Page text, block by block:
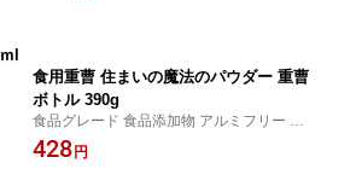
食用重曹 住まいの魔法のパウダー 重曹
ボトル 390g
食品グレード 食品添加物 アルミフリー タ
ンサン 炭酸水素ナトリウム アク抜き 灰汁
抜き コゲ落とし 消臭
428 円